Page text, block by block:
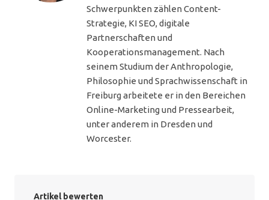
Schwerpunkten zählen Content-
Strategie, KI SEO, digitale
Partnerschaften und
Kooperationsmanagement. Nach
seinem Studium der Anthropologie,
Philosophie und Sprachwissenschaft in
Freiburg arbeitete er in den Bereichen
Online-Marketing und Pressearbeit,
unter anderem in Dresden und
Worcester.
Artikel bewerten